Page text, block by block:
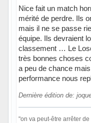
Nice fait un match
mérité de perdre. Ils
mais il ne se passe
équipe. Ils devraient
classement … Le
très bonnes choses
a peu de chance
performance nous
Dernière édition de:
"on va peut-être arrêter